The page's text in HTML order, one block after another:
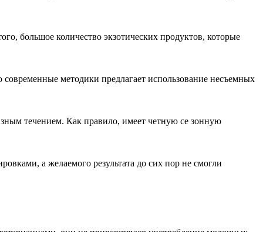
большое количество экзотических продуктов, которые
методики предлагает использование несъемных
течением. Как правило, имеет четную се зонную
а желаемого результата до сих пор не смогли